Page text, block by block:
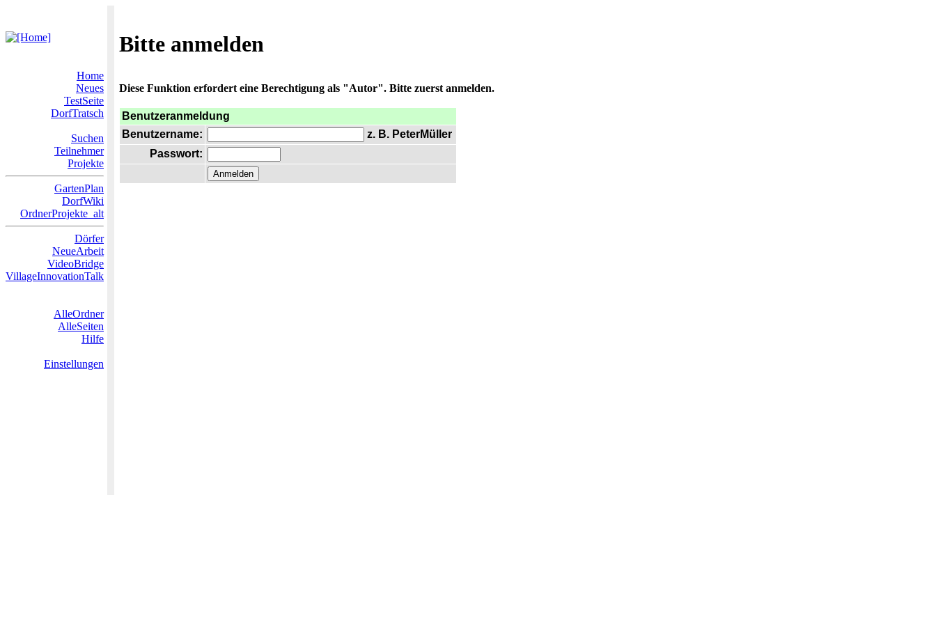
Bitte anmelden
Home
Neues
TestSeite
DorfTratsch
Suchen
Teilnehmer
Projekte
GartenPlan
DorfWiki
OrdnerProjekte_alt
Dörfer
NeueArbeit
VideoBridge
VillageInnovationTalk
AlleOrdner
AlleSeiten
Hilfe
Einstellungen
Diese Funktion erfordert eine Berechtigung als "Autor". Bitte zuerst anmelden.
Benutzeranmeldung
Benutzername:
z. B. PeterMüller
Passwort: